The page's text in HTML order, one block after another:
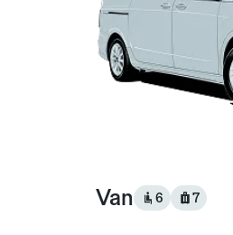
Van 6 7